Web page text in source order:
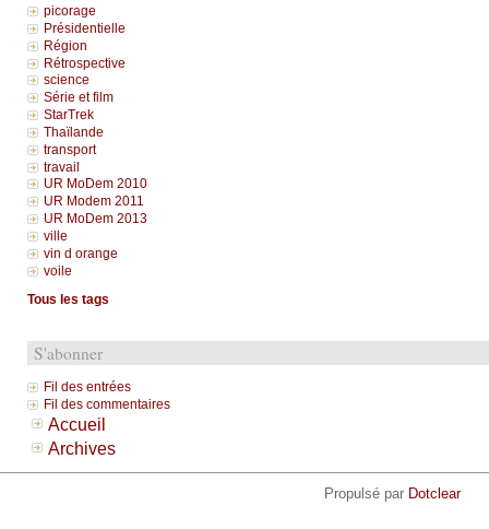
picorage
Présidentielle
Région
Rétrospective
science
Série et film
StarTrek
Thaïlande
transport
travail
UR MoDem 2010
UR Modem 2011
UR MoDem 2013
ville
vin d orange
voile
Tous les tags
S'abonner
Fil des entrées
Fil des commentaires
Accueil
Archives
Propulsé par Dotclear